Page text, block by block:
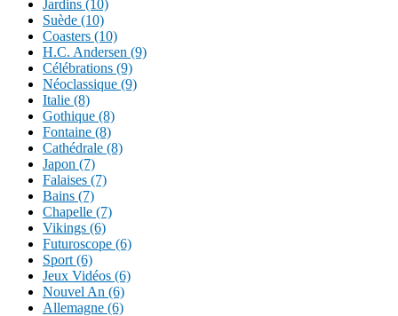
Jardins (10)
Suède (10)
Coasters (10)
H.C. Andersen (9)
Célébrations (9)
Néoclassique (9)
Italie (8)
Gothique (8)
Fontaine (8)
Cathédrale (8)
Japon (7)
Falaises (7)
Bains (7)
Chapelle (7)
Vikings (6)
Futuroscope (6)
Sport (6)
Jeux Vidéos (6)
Nouvel An (6)
Allemagne (6)